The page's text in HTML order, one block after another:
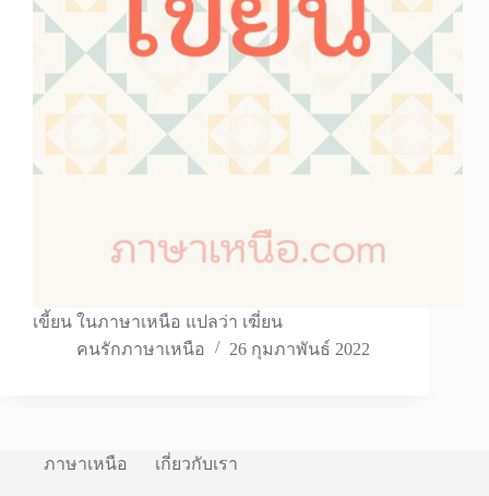
เขี้ยน ในภาษาเหนือ แปลว่า เฆี่ยน
คนรักภาษาเหนือ
26 กุมภาพันธ์ 2022
ภาษาเหนือ เกี่ยวกับเรา